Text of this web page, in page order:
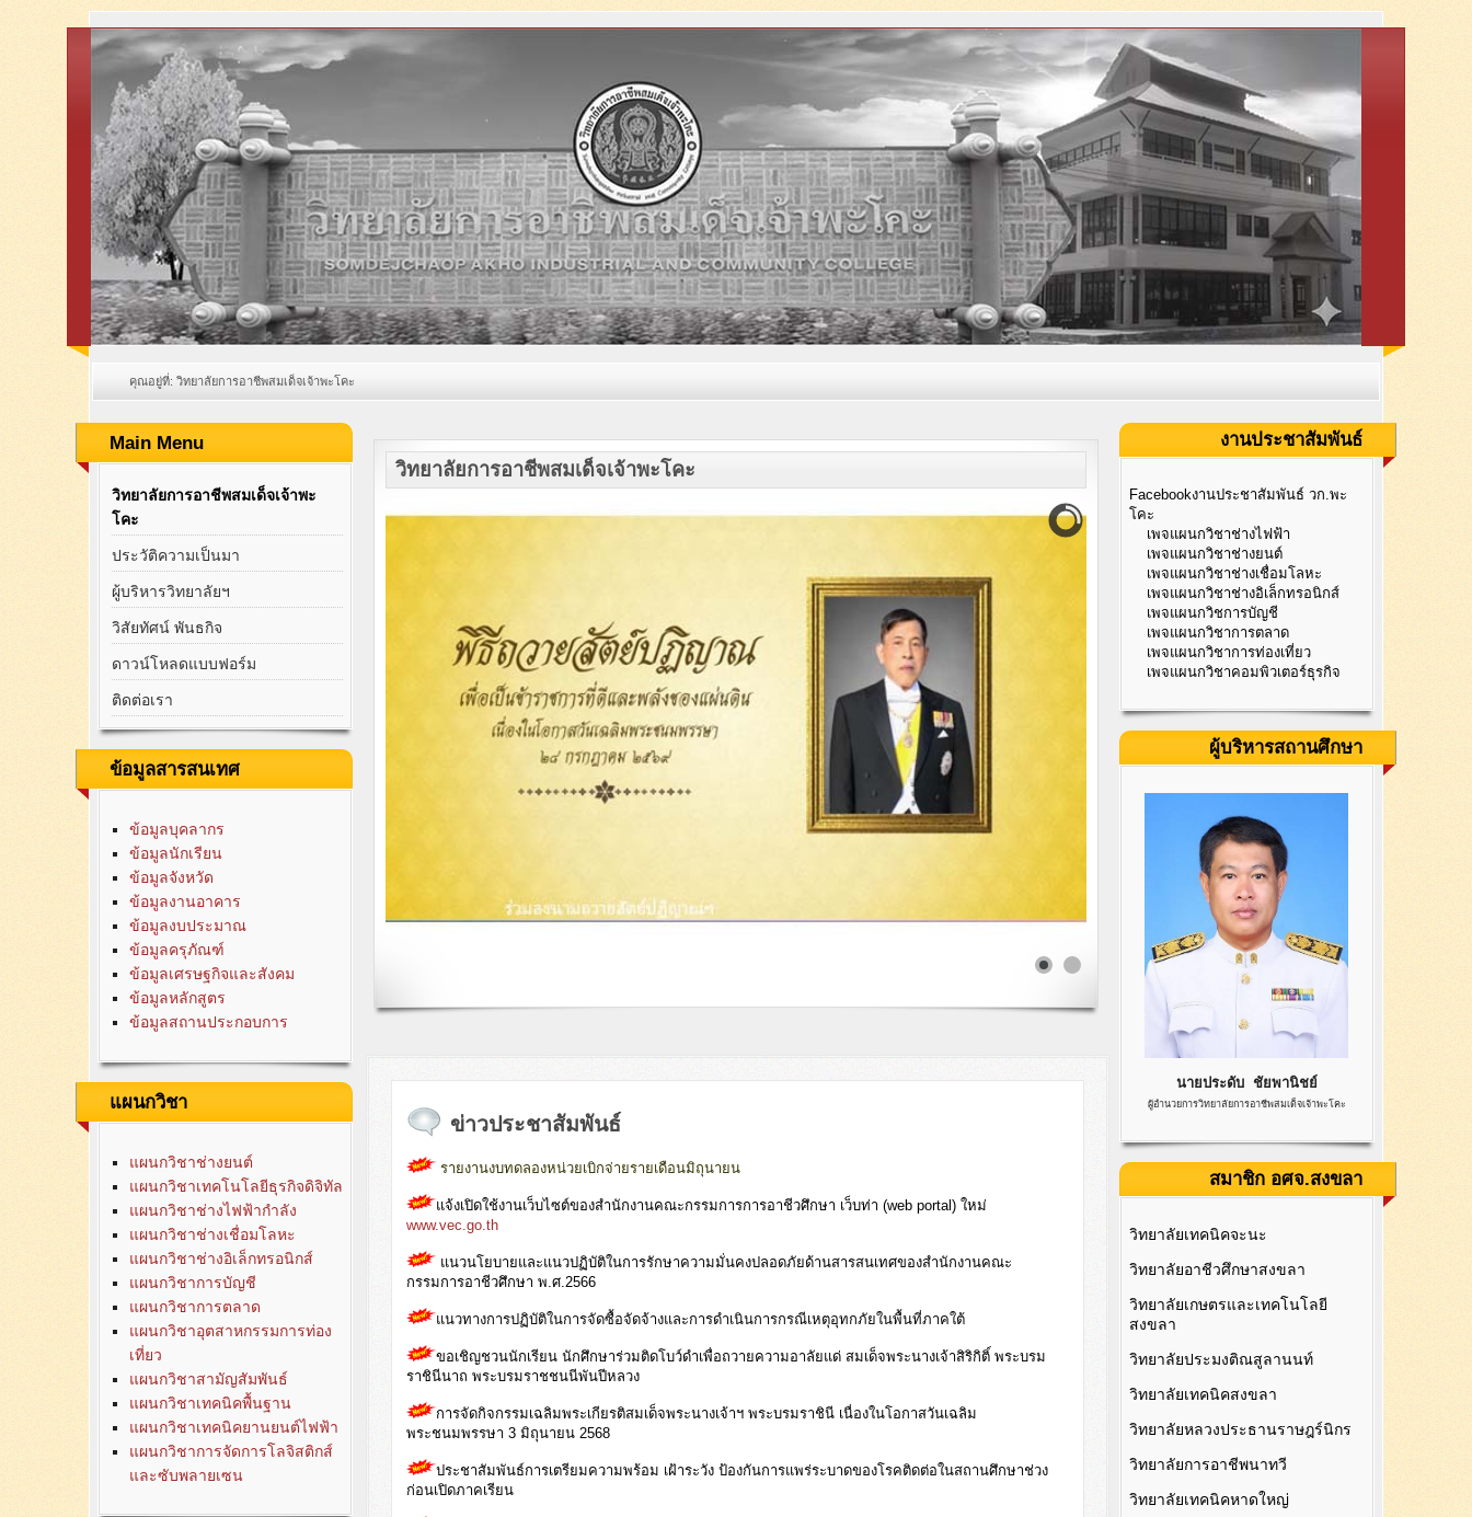
คุณอยู่ที่:วิทยาลัยการอาชีพสมเด็จเจ้าพะโคะ
Main Menu
วิทยาลัยการอาชีพสมเด็จเจ้าพะ
โคะ
ประวัติความเป็นมา
ผู้บริหารวิทยาลัยฯ
วิสัยทัศน์ พันธกิจ
ดาวน์โหลดแบบฟอร์ม
ติดต่อเรา
ข้อมูลสารสนเทศ
ข้อมูลบุคลากร
ข้อมูลนักเรียน
ข้อมูลจังหวัด
ข้อมูลงานอาคาร
ข้อมูลงบประมาณ
ข้อมูลครุภัณฑ์
ข้อมูลเศรษฐกิจและสังคม
ข้อมูลหลักสูตร
ข้อมูลสถานประกอบการ
แผนกวิชา
แผนกวิชาช่างยนต์
แผนกวิชาเทคโนโลยีธุรกิจดิจิทัล
แผนกวิชาช่างไฟฟ้ากำลัง
แผนกวิชาช่างเชื่อมโลหะ
แผนกวิชาช่างอิเล็กทรอนิกส์
แผนกวิชาการบัญชี
แผนกวิชาการตลาด
แผนกวิชาอุตสาหกรรมการท่อง
เที่ยว
แผนกวิชาสามัญสัมพันธ์
แผนกวิชาเทคนิคพื้นฐาน
แผนกวิชาเทคนิคยานยนต์ไฟฟ้า
แผนกวิชาการจัดการโลจิสติกส์
และซับพลายเซน
วิทยาลัยการอาชีพสมเด็จเจ้าพะโคะ
ข่าวประชาสัมพันธ์
รายงานงบทดลองหน่วยเบิกจ่ายรายเดือนมิถุนายน
แจ้งเปิดใช้งานเว็บไซต์ของสำนักงานคณะกรรมการการอาชีวศึกษา เว็บท่า (web portal) ใหม่
www.vec.go.th
แนวนโยบายและแนวปฏิบัติในการรักษาความมั่นคงปลอดภัยด้านสารสนเทศของสำนักงานคณะ
กรรมการอาชีวศึกษา พ.ศ.2566
แนวทางการปฏิบัติในการจัดซื้อจัดจ้างและการดำเนินการกรณีเหตุอุทกภัยในพื้นที่ภาคใต้
ขอเชิญชวนนักเรียน นักศึกษาร่วมติดโบว์ดำเพื่อถวายความอาลัยแด่ สมเด็จพระนางเจ้าสิริกิติ์ พระบรม
ราชินีนาถ พระบรมราชชนนีพันปีหลวง
การจัดกิจกรรมเฉลิมพระเกียรติสมเด็จพระนางเจ้าฯ พระบรมราชินี เนื่องในโอกาสวันเฉลิม
พระชนมพรรษา 3 มิถุนายน 2568
ประชาสัมพันธ์การเตรียมความพร้อม เฝ้าระวัง ป้องกันการแพร่ระบาดของโรคติดต่อในสถานศึกษาช่วง
ก่อนเปิดภาคเรียน
งานประชาสัมพันธ์
Facebookงานประชาสัมพันธ์ วก.พะ
โคะ
เพจแผนกวิชาช่างไฟฟ้า
เพจแผนกวิชาช่างยนต์
เพจแผนกวิชาช่างเชื่อมโลหะ
เพจแผนกวิชาช่างอิเล็กทรอนิกส์
เพจแผนกวิชการบัญชี
เพจแผนกวิชาการตลาด
เพจแผนกวิชาการท่องเที่ยว
เพจแผนกวิชาคอมพิวเตอร์ธุรกิจ
ผู้บริหารสถานศึกษา
นายประดับ ชัยพานิชย์
ผู้อำนวยการวิทยาลัยการอาชีพสมเด็จเจ้าพะโคะ
สมาชิก อศจ.สงขลา
วิทยาลัยเทคนิคจะนะ
วิทยาลัยอาชีวศึกษาสงขลา
วิทยาลัยเกษตรและเทคโนโลยี
สงขลา
วิทยาลัยประมงติณสูลานนท์
วิทยาลัยเทคนิคสงขลา
วิทยาลัยหลวงประธานราษฎร์นิกร
วิทยาลัยการอาชีพนาทวี
วิทยาลัยเทคนิคหาดใหญ่